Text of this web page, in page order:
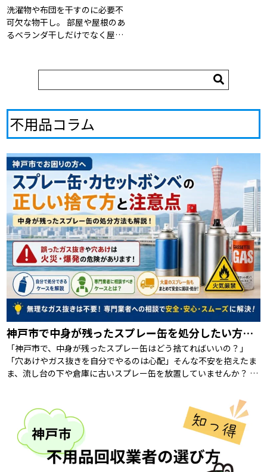
洗濯物や布団を干すのに必要不
可欠な物干し。 部屋や屋根のあ
るベランダ干しだけでなく屋外
ついていたり、物干し台のプラ
不用品コラム
神戸市で中身が残ったスプレー缶を処分したい方へ｜回収相談の前に知るべき注意点
「神戸市で、中身が残ったスプレー缶はどう捨てればいいの？」
「穴あけやガス抜きを自分でやるのは心配」そんな不安を抱えたま
ま、流し台の下や倉庫に古いスプレー缶を放置していませんか？ 結